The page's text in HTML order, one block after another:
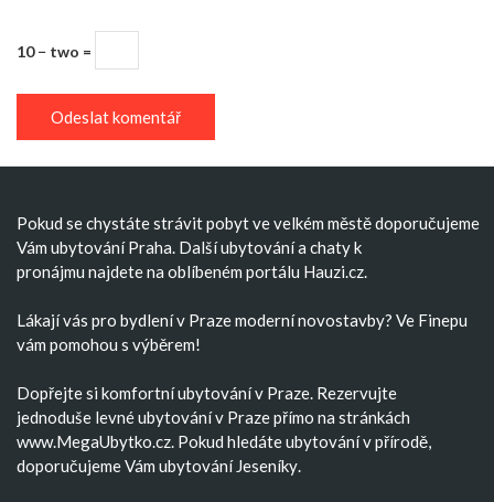
10 − two =
Pokud se chystáte strávit pobyt ve velkém městě doporučujeme
Vám ubytování Praha. Dalšíubytovánía chaty k
pronájmu najdete na oblíbeném portálu Hauzi.cz.
Lákají vás pro bydlení v Praze modernínovostavby? Ve Finepu
vám pomohou s výběrem!
Dopřejte si komfortníubytování v Praze. Rezervujte
jednoduše levné ubytování v Prazepřímo na stránkách
www.MegaUbytko.cz. Pokud hledáte ubytování v přírodě,
doporučujeme Vám ubytování Jeseníky.